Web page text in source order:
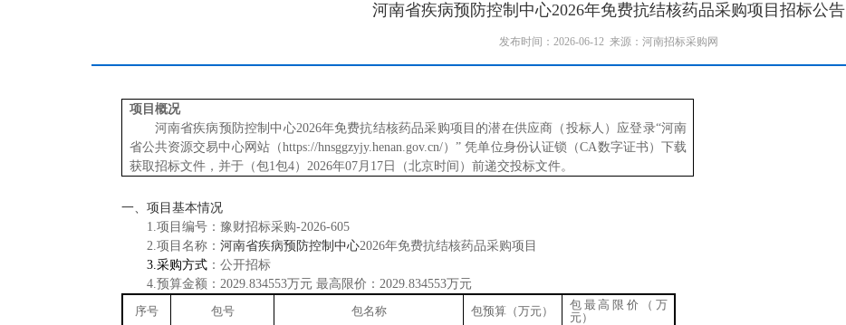
河南省疾病预防控制中心2026年免费抗结核药品采购项目招标公告
发布时间：2026-06-12 来源：河南招标采购网
项目概况
河南省疾病预防控制中心2026年免费抗结核药品采购项目的潜在供应商（投标人）应登录“河南
省公共资源交易中心网站（https://hnsggzyjy.henan.gov.cn/）” 凭单位身份认证锁（CA数字证书）下载
获取招标文件， 并于（包1包4）2026年07月17日（北京时间） 前递交投标文件。
一、项目基本情况
1.项目编号：豫财招标采购-2026-605
2.项目名称：河南省疾病预防控制中心2026年免费抗结核药品采购项目
3.采购方式 ：公开招标
4.预算金额：2029.834553万元最高限价：2029.834553万元
序号
包号 包名称 包预算（万元）
包最高限价（万
元）